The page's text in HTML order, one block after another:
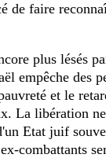
de faire
plus lésés
empêche des
et le
La libération
Etat juif
combattants